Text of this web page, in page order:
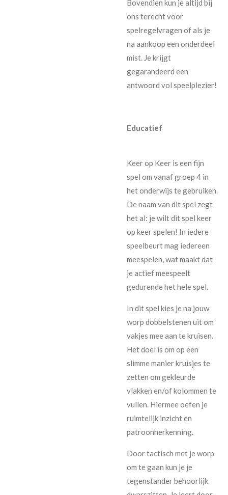
Bovendien kun je altijd bij
ons terecht voor
spelregelvragen of als je
na aankoop een onderdeel
mist. Je krijgt
gegarandeerd een
antwoord vol speelplezier!
Educatief
Keer op Keer is een fijn
spel om vanaf groep 4 in
het onderwijs te gebruiken.
De naam van dit spel zegt
het al: je wilt dit spel keer
op keer spelen! In iedere
speelbeurt mag iedereen
meespelen, wat maakt dat
je actief meespeelt
gedurende het hele spel.
In dit spel kies je na jouw
worp dobbelstenen uit om
vakjes mee aan te kruisen.
Het doel is om op een
slimme manier kruisjes te
zetten om gekleurde
vlakken en/of kolommen te
vullen. Hiermee oefen je
ruimtelijk inzicht en
patroonherkenning.
Door tactisch met je worp
om te gaan kun je je
tegenstander behoorlijk